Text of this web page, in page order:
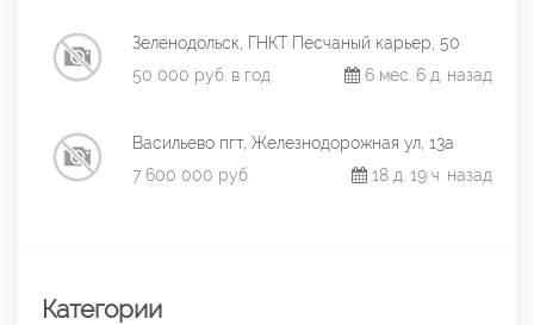
Зеленодольск, ГНКТ Песчаный карьер, 50
50 000 руб. в год
6 мес. 6 д. назад
Васильево пгт, Железнодорожная ул, 13а
7 600 000 руб.
18 д. 19 ч. назад
Категории